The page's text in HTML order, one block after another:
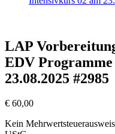
LAP
EDV
23.08.2025 #2985
€ 60,00
Kein